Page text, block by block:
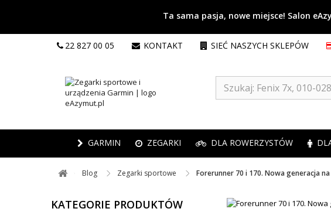
Ta sama pasja, nowe miejsce! Salon
22 827 00 05 KONTAKT SIEĆ NASZYCH SKLEPÓW
GARMIN ZEGARKI DLA ROWERZYSTÓW
Blog ​ Zegarki sportowe ​ Forerunner 70 i 170. Nowa generacja
KATEGORIE PRODUKTÓW